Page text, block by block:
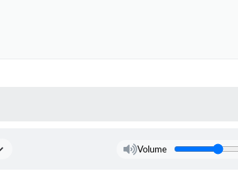
Volume